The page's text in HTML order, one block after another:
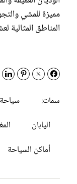
مميزة للمشي
المناطق المثالية
سمات:
اليابان
أماكن السياحة